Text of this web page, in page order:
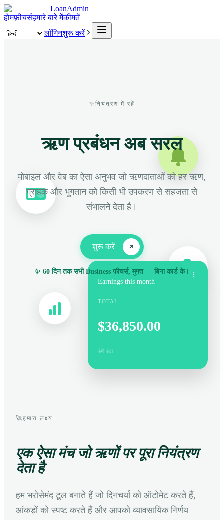
LoanAdmin
होमफ़ीचर्सहमारे बारे मेंकीमतें
लॉगिनशुरू करें
$
✨ नियंत्रण में रहें
ऋण प्रबंधन अब सरल
मोबाइल और वेब का ऐसा अनुभव जो ऋणदाताओं को हर ऋण,
ग्राहक और भुगतान को किसी भी उपकरण से सहजता से
संभालने देता है।
शुरू करें
✨ 60 दिन तक सभी Business फीचर्स, मुफ्त — बिना कार्ड के।
Earnings this month
TOTAL:
$36,850.00
डेमो डेटा
🚀हमारा लक्ष्य
एक ऐसा मंच जो ऋणों पर पूरा नियंत्रण
देता है
हम भरोसेमंद टूल बनाते हैं जो दिनचर्या को ऑटोमेट करते हैं,
आंकड़ों को स्पष्ट करते हैं और आपको व्यावसायिक निर्णय